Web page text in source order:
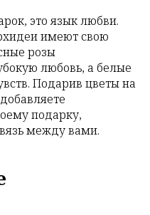
это язык любви.
имеют свою
розы
любовь, а белые
Подарив цветы на
подарку,
между вами.